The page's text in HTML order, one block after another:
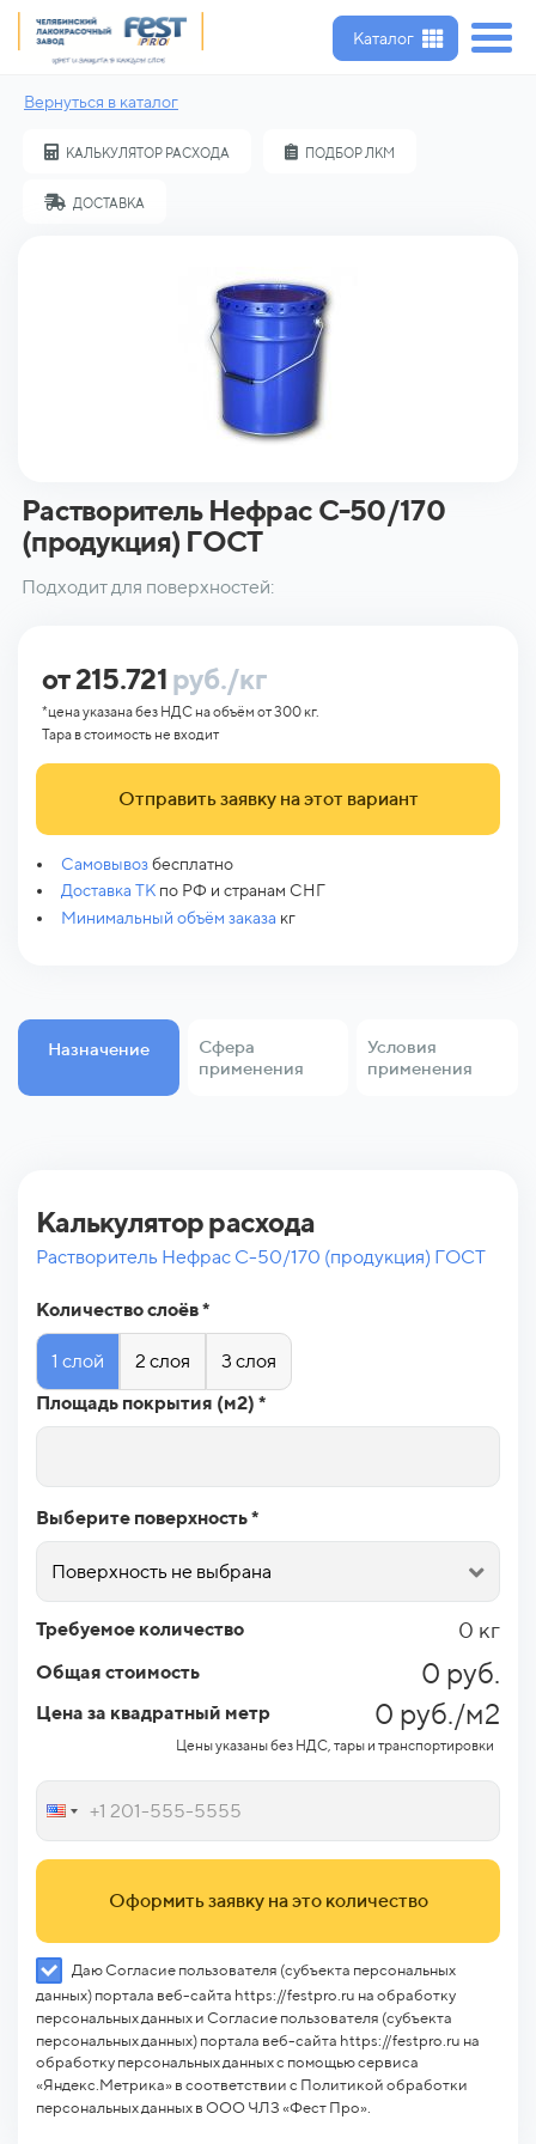
Каталог
Вернуться в каталог
КАЛЬКУЛЯТОР РАСХОДА ПОДБОР ЛКМ
ДОСТАВКА
Растворитель Нефрас С-50/170
(продукция) ГОСТ
Подходит для поверхностей:
от 215.721 руб./кг
*цена указана без НДС на объём от 300 кг.
Тара в стоимость не входит
Отправить заявку на этот вариант
Самовывозбесплатно
Доставка ТК по РФ и странам СНГ
Минимальный объём заказа кг
Назначение
Сфера
применения
Условия
применения
Калькулятор расхода
Растворитель Нефрас С-50/170 (продукция) ГОСТ
Количество слоёв *
1 слой 2 слоя
3 слоя
Площадь покрытия (м2) *
Выберите поверхность *
Поверхность не выбрана
Требуемое количество 0 кг
Общая стоимость 0 руб.
Цена за квадратный метр 0 руб./м2
Цены указаны без НДС, тары и транспортировки
Оформить заявку на это количество
Даю Согласие пользователя (субъекта персональных
данных) портала веб-сайта https://festpro.ru на обработку
персональных данных и Согласие пользователя (субъекта
персональных данных) портала веб-сайта https://festpro.ru на
обработку персональных данных с помощью сервиса
«Яндекс.Метрика» в соответствии с Политикой обработки
персональных данных в ООО ЧЛЗ «Фест Про».